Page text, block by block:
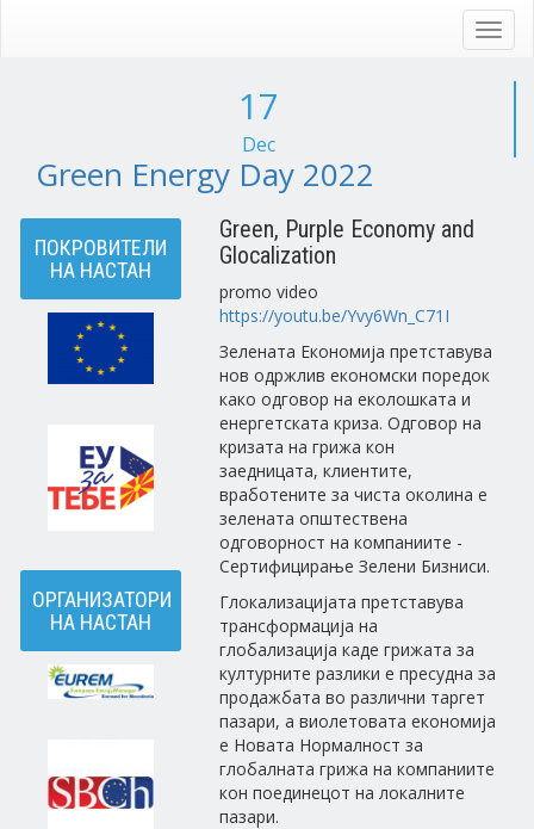
17
Dec
Green Energy Day 2022
ПОКРОВИТЕЛИ
НА НАСТАН
ОРГАНИЗАТОРИ
НА НАСТАН
Green, Purple Economy and
Glocalization
promo video
https://youtu.be/Yvy6Wn_C71I
Зелената Економија претставува
нов одржлив економски поредок
како одговор на еколошката и
енергетската криза. Одговор на
кризата на грижа кон
заедницата, клиентите,
вработените за чиста околина е
зелената општествена
одговорност на компаниите -
Сертифицирање Зелени Бизниси.
Глокализацијата претставува
трансформација на
глобализација каде грижата за
културните разлики е пресудна за
продажбата во различни таргет
пазари, а виолетовата економија
е Новата Нормалност за
глобалната грижа на компаниите
кон поединецот на локалните
пазари.